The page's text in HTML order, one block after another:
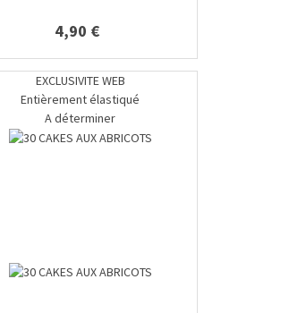
4,90 €
EXCLUSIVITE WEB
Entièrement élastiqué
A déterminer